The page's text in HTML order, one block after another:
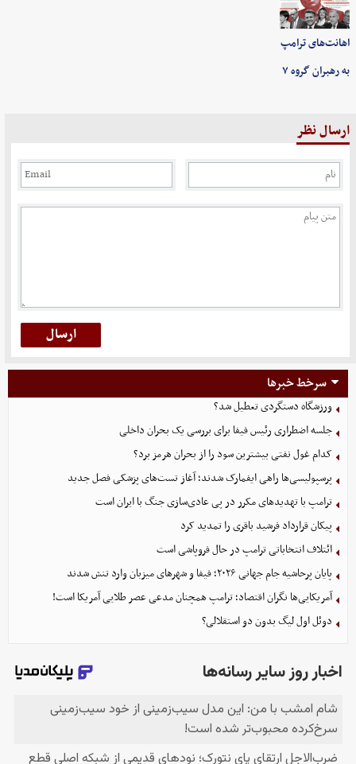
اهانت‌های ترامپ
به رهبران گروه ۷
ارسال نظر
سرخط خبرها
ورزشگاه دستگردی تعطیل شد؟
جلسه اضطراری رئیس فیفا برای بررسی یک بحران داخلی
کدام غول نفتی بیشترین سود را از بحران هرمز برد؟
پرسپولیسی‌ها راهی ایفمارک شدند؛ آغاز تست‌های پزشکی فصل جدید
ترامپ با تهدیدهای مکرر در پی عادی‌سازی جنگ با ایران است
پیکان قرارداد فرشید باقری را تمدید کرد
ائتلاف انتخاباتی ترامپ در حال فروپاشی است
پایان پرحاشیه جام جهانی ۲۰۲۶؛ فیفا و شهرهای میزبان وارد تنش شدند
آمریکایی‌ها نگران اقتصاد؛ ترامپ همچنان مدعی عصر طلایی آمریکا است!
دوئل اول لیگ بدون دو استقلالی؟